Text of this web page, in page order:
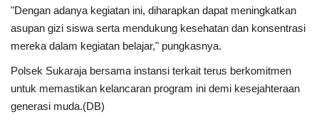
"Dengan adanya kegiatan ini, diharapkan dapat meningkatkan
asupan gizi siswa serta mendukung kesehatan dan konsentrasi
mereka dalam kegiatan belajar," pungkasnya.
Polsek Sukaraja bersama instansi terkait terus berkomitmen
untuk memastikan kelancaran program ini demi kesejahteraan
generasi muda.(DB)